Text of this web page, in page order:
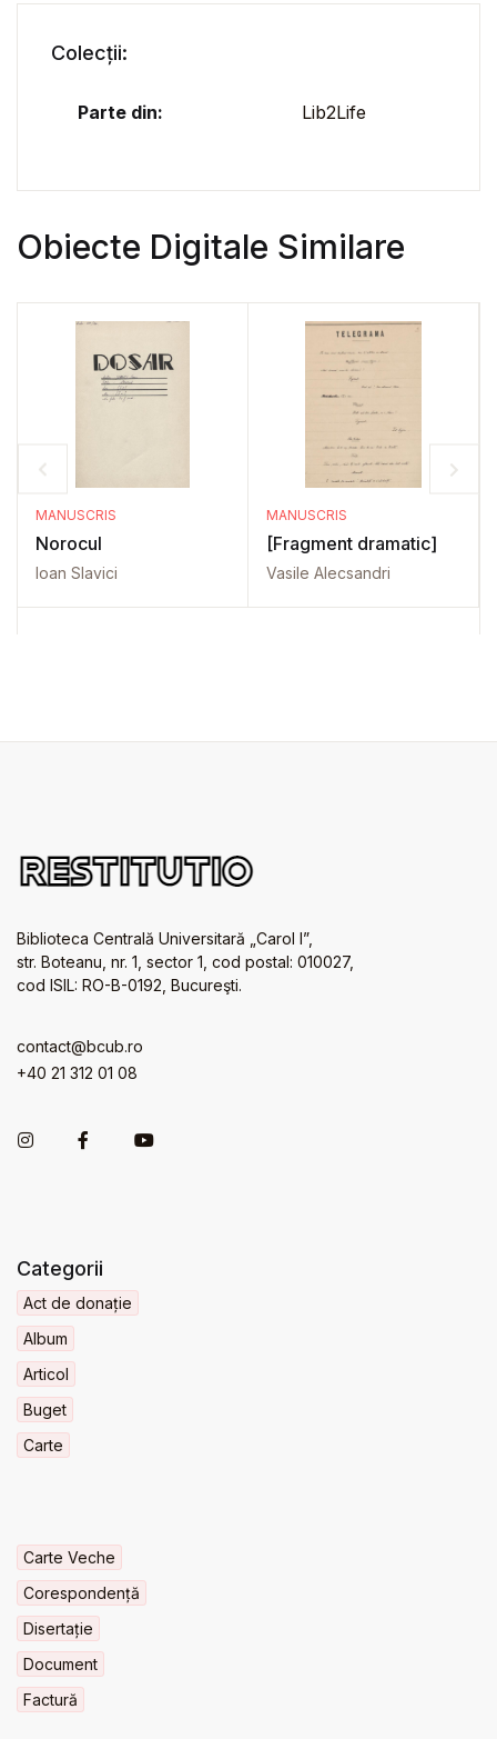
Colecții:
Parte din: Lib2Life
Obiecte Digitale Similare
MANUSCRIS
Norocul
Ioan Slavici
MANUSCRIS
[Fragment dramatic]
Vasile Alecsandri
Biblioteca Centrală Universitară „Carol I”,
str. Boteanu, nr. 1, sector 1, cod postal: 010027,
cod ISIL: RO-B-0192, Bucureşti.
contact@bcub.ro
+40 21 312 01 08
Categorii
Act de donație
Album
Articol
Buget
Carte
Carte Veche
Corespondență
Disertație
Document
Factură